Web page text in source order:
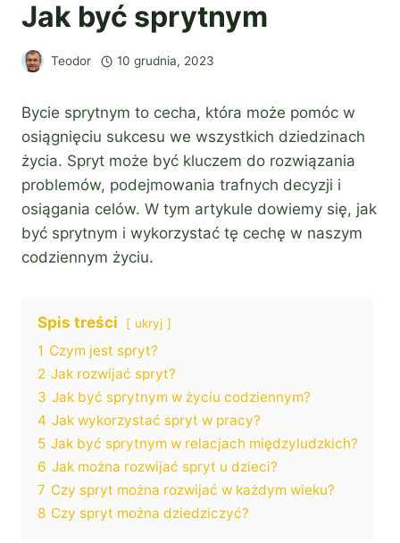
Jak być sprytnym
Teodor 10 grudnia, 2023
Bycie sprytnym to cecha, która może pomóc w
osiągnięciu sukcesu we wszystkich dziedzinach
życia. Spryt może być kluczem do rozwiązania
problemów, podejmowania trafnych decyzji i
osiągania celów. W tym artykule dowiemy się, jak
być sprytnym i wykorzystać tę cechę w naszym
codziennym życiu.
Spis treści ukryj
1 Czym jest spryt?
2 Jak rozwijać spryt?
3 Jak być sprytnym w życiu codziennym?
4 Jak wykorzystać spryt w pracy?
5 Jak być sprytnym w relacjach międzyludzkich?
6 Jak można rozwijać spryt u dzieci?
7 Czy spryt można rozwijać w każdym wieku?
8 Czy spryt można dziedziczyć?